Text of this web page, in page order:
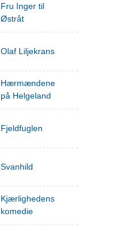
Fru Inger til
Østråt
Olaf Liljekrans
Hærmændene
på Helgeland
Fjeldfuglen
Svanhild
Kjærlighedens
komedie